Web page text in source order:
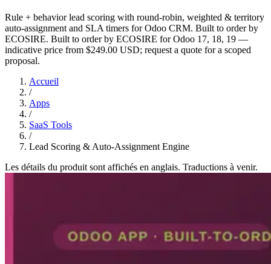
Rule + behavior lead scoring with round-robin, weighted & territory
auto-assignment and SLA timers for Odoo CRM. Built to order by
ECOSIRE. Built to order by ECOSIRE for Odoo 17, 18, 19 —
indicative price from $249.00 USD; request a quote for a scoped
proposal.
Accueil
/
Apps
/
SaaS Tools
/
Lead Scoring & Auto-Assignment Engine
Les détails du produit sont affichés en anglais. Traductions à venir.